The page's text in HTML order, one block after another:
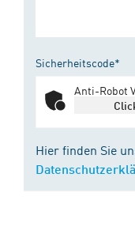
Sicherheitscode*
Anti-Robot
Hier finden Sie